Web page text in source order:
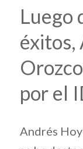
Luego
éxitos,
por el
Andrés